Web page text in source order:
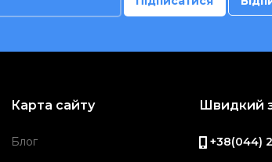
Карта сайту
Блог
Швидкий
+38(044)